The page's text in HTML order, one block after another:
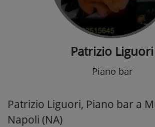
Patrizio Liguori
Piano bar
Patrizio Liguori, Piano bar a
Napoli (NA)